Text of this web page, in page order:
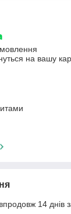
на вашу
14 днів